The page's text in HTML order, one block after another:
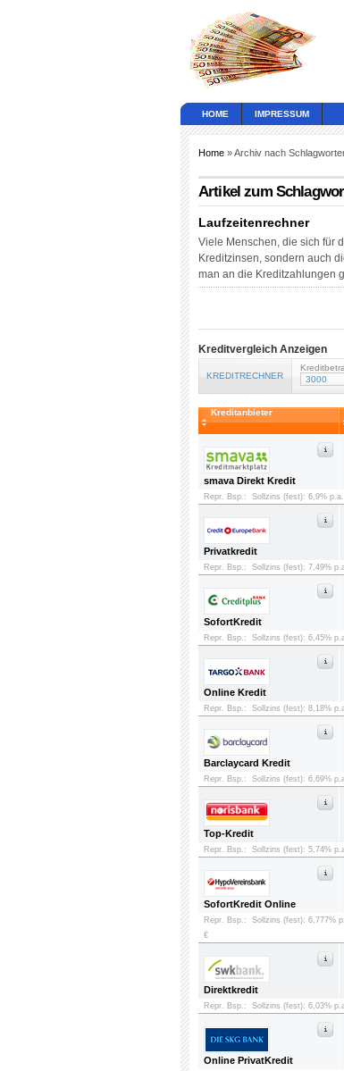
HOME IMPRESSUM
Home » Archiv nach
Artikel zum
Laufzeitenrechner
Viele Menschen, die sich für
Kreditzinsen, sondern auch
man an die Kreditzahlungen
Kreditvergleich Anzeigen
KREDITRECHNER
Kreditanbieter
smava Direkt Kredit
Repr. Bsp.: Sollzins (fest): 6,9% p.a.
Privatkredit
Repr. Bsp.: Sollzins (fest): 7,49%
SofortKredit
Repr. Bsp.: Sollzins (fest): 6,45%
Online Kredit
Repr. Bsp.: Sollzins (fest): 8,18%
Barclaycard Kredit
Repr. Bsp.: Sollzins (fest): 6,69%
Top-Kredit
Repr. Bsp.: Sollzins (fest): 5,74%
SofortKredit Online
Repr. Bsp.: Sollzins (fest): 6,777%
€
Direktkredit
Repr. Bsp.: Sollzins (fest): 6,03%
Online PrivatKredit